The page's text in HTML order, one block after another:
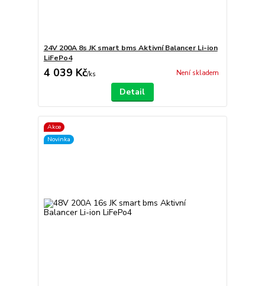
24V 200A 8s JK smart bms Aktivní Balancer Li-ion
LiFePo4
4 039 Kč/ks Není skladem
Detail
Akce
Novinka